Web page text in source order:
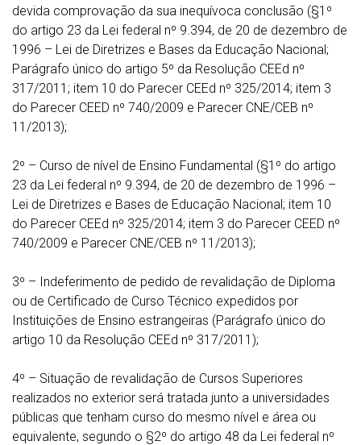
devida comprovação da sua inequívoca conclusão (§1º
do artigo 23 da Lei federal nº 9.394, de 20 de dezembro de
1996 – Lei de Diretrizes e Bases da Educação Nacional;
Parágrafo único do artigo 5º da Resolução CEEd nº
317/2011; item 10 do Parecer CEEd nº 325/2014; item 3
do Parecer CEED nº 740/2009 e Parecer CNE/CEB nº
11/2013);
2º – Curso de nível de Ensino Fundamental (§1º do artigo
23 da Lei federal nº 9.394, de 20 de dezembro de 1996 –
Lei de Diretrizes e Bases de Educação Nacional; item 10
do Parecer CEEd nº 325/2014; item 3 do Parecer CEED nº
740/2009 e Parecer CNE/CEB nº 11/2013);
3º – Indeferimento de pedido de revalidação de Diploma
ou de Certificado de Curso Técnico expedidos por
Instituições de Ensino estrangeiras (Parágrafo único do
artigo 10 da Resolução CEEd nº 317/2011);
4º – Situação de revalidação de Cursos Superiores
realizados no exterior será tratada junto a universidades
públicas que tenham curso do mesmo nível e área ou
equivalente, segundo o §2º do artigo 48 da Lei federal nº